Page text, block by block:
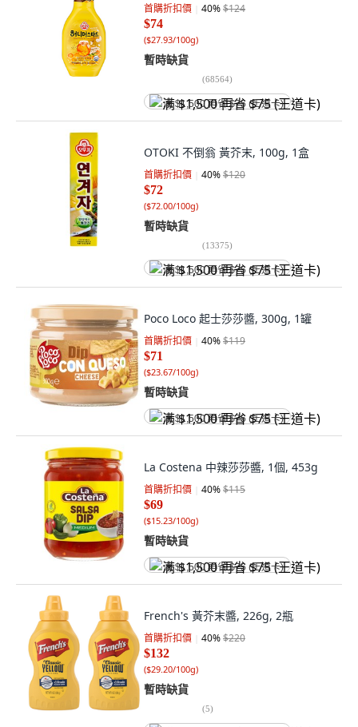
首購折扣價 40%$124
$74
($27.93/100g)
暫時缺貨
(68564)
满 $1,500 再省 $75 (王道卡)
OTOKI 不倒翁 黃芥末, 100g, 1盒
首購折扣價 40%$120
$72
($72.00/100g)
暫時缺貨
(13375)
满 $1,500 再省 $75 (王道卡)
Poco Loco 起士莎莎醬, 300g, 1罐
首購折扣價 40%$119
$71
($23.67/100g)
暫時缺貨
满 $1,500 再省 $75 (王道卡)
La Costena 中辣莎莎醬, 1個, 453g
首購折扣價 40%$115
$69
($15.23/100g)
暫時缺貨
满 $1,500 再省 $75 (王道卡)
French's 黃芥末醬, 226g, 2瓶
首購折扣價 40%$220
$132
($29.20/100g)
暫時缺貨
(5)